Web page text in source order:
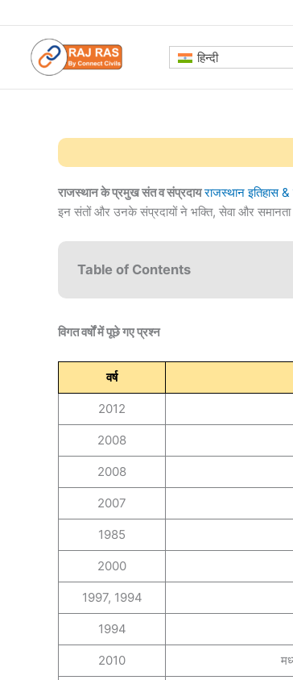
to
content
हिन्दी
राजस्थान के प्रमुख संत व संप्रदाय राजस्थान इतिहास
इन संतों और उनके संप्रदायों ने भक्ति, सेवा और
Table of Contents
विगत वर्षों में पूछे गए प्रश्न
वर्ष
2012
2008
2008
2007
1985
2000
1997, 1994
1994
2010